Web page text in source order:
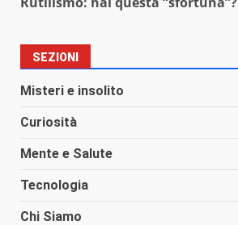
SEZIONI
Misteri e insolito
Curiosità
Mente e Salute
Tecnologia
Chi Siamo